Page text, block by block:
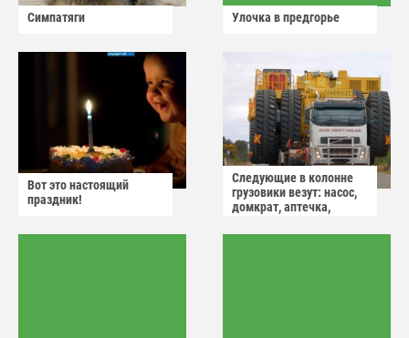
Симпатяги Улочка в предгорье
Вот это настоящий
праздник!
Следующие в колонне
грузовики везут: насос,
домкрат, аптечка,